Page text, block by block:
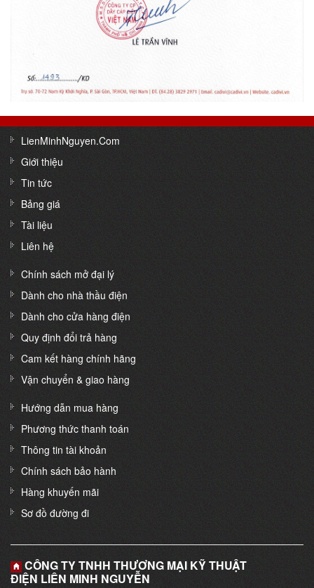
LienMinhNguyen.Com
Giới thiệu
Tin tức
Bảng giá
Tài liệu
Liên hệ
Chính sách mở đại lý
Dành cho nhà thầu điện
Dành cho cửa hàng điện
Quy định đổi trả hàng
Cam kết hàng chính hãng
Vận chuyển & giao hàng
Hướng dẫn mua hàng
Phương thức thanh toán
Thông tin tài khoản
Chính sách bảo hành
Hàng khuyến mãi
Sơ đồ đường đi
CÔNG TY TNHH THƯƠNG MẠI KỸ THUẬT
ĐIỆN LIÊN MINH NGUYỄN